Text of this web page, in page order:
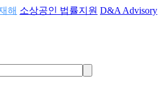
해 소상공인 법률지원 D&A Advisory